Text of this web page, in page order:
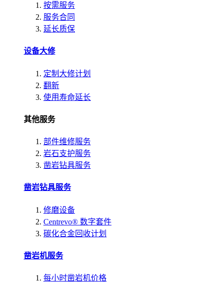
按需服务
服务合同
延长质保
设备大修
定制大修计划
翻新
使用寿命延长
其他服务
部件维修服务
岩石支护服务
凿岩钻具服务
凿岩钻具服务
修磨设备
Centrevo® 数字套件
碳化合金回收计划
凿岩机服务
每小时凿岩机价格